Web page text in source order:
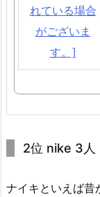
2位 nike 3人
ナイキといえば